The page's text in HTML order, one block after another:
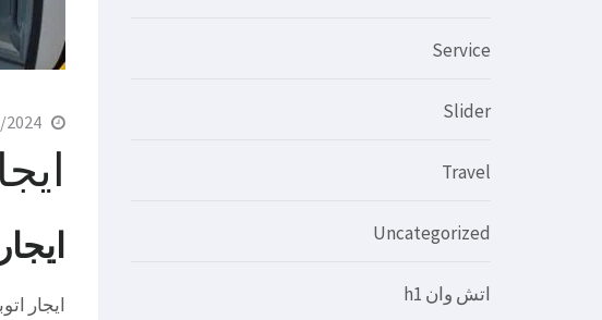
2024
ايجار
Service
Slider
Travel
Uncategorized
اتش وان h1